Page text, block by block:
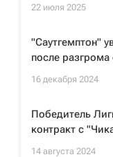
22 июля 2025
"Саутгемптон"
после разгрома
16 декабря 2024
Победитель
контракт с
14 августа 2024